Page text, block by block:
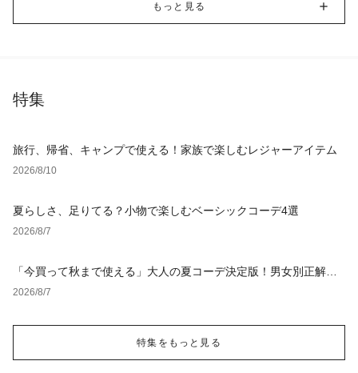
もっと見る
特集
旅行、帰省、キャンプで使える！家族で楽しむレジャーアイテム
2026/8/10
夏らしさ、足りてる？小物で楽しむベーシックコーデ4選
2026/8/7
「今買って秋まで使える」大人の夏コーデ決定版！男女別正解ス
タイルとNGな着こなし
2026/8/7
特集をもっと見る